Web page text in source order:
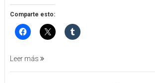
APREHENSIÓN
POR
FEMINICIDO
AGRAVADO
FILICIDIO
Comparte esto:
Leer más